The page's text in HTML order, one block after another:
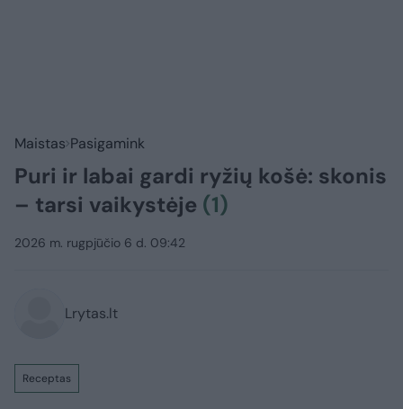
Maistas Pasigamink
Puri ir labai gardi ryžių košė: skonis
– tarsi vaikystėje (1)
2026 m. rugpjūčio 6 d. 09:42
Lrytas.lt
Receptas